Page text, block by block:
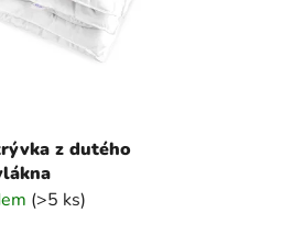
z dutého
(>5 ks)